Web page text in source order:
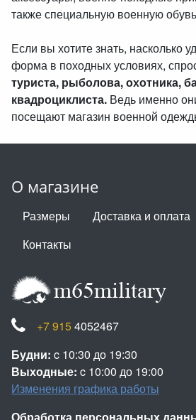
также специальную военную
Если вы хотите знать, насколько
форма в походных условиях,
туриста, рыболова, охотника,
квадроциклиста. Ведь именно
посещают магазин военной
О магазине
Размеры Доставка и оплата
Контакты
+7 915 4052467
Будни: c 10:30 до 19:30
Выходные: c 10:00 до 19:00
Изменения графика работы